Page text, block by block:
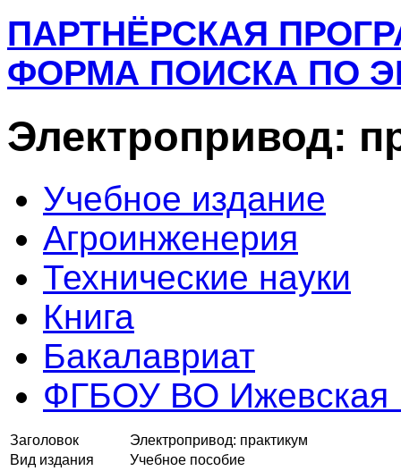
ПАРТНЁРСКАЯ
ФОРМА ПОИСКА ПО
Электропривод:
Учебное издание
Агроинженерия
Технические науки
Книга
Бакалавриат
ФГБОУ ВО Ижевская
Заголовок
Электропривод: практикум
Вид издания
Учебное пособие